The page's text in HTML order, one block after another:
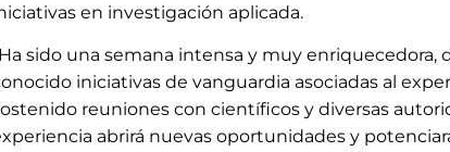
en investigación aplicada.
sido una semana intensa y muy enriquecedora,
iniciativas de vanguardia asociadas al
reuniones con científicos y diversas
abrirá nuevas oportunidades y